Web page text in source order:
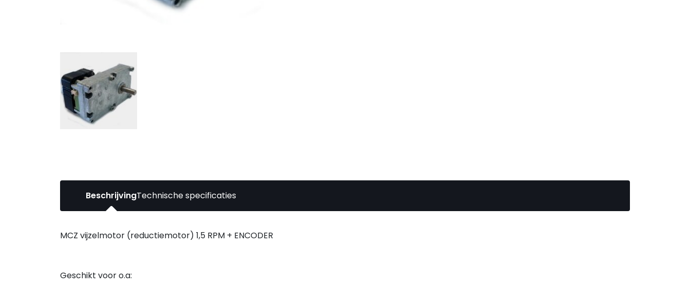
BeschrijvingTechnische specificaties
MCZ vijzelmotor (reductiemotor) 1,5 RPM + ENCODER
Geschikt voor o.a: